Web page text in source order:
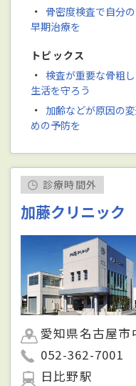
・ 骨密度検査で自分
早期治療を
トピックス
・ 検査が重要な骨粗
生活を守ろう
・ 加齢などが原因の
めの予防を
診療時間外
加藤クリニック
愛知県名古屋
052-362-7001
日比野駅